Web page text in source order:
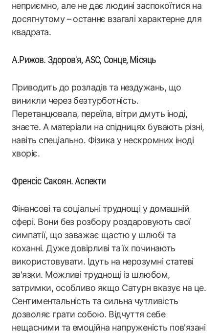
неприємно, але не дає людині заспокоїтися на
досягнутому – останнє взагалі характерне для
квадрата.
А.Рижов. Здоров'я, ASC, Сонце, Місяць
Приводить до розладів та нездужань, що
виникли через безтурботність.
Перетанцювала, переїла, вітри дмуть іноді,
знаєте. А матеріали на спідницях бувають різні,
навіть спеціально. Фізика у нескромних іноді
хворіє.
Френсіс Сакоян. Аспекти
Фінансові та соціальні труднощі у домашній
сфері. Вони без розбору роздаровують свої
симпатії, що заважає щастю у шлюбі та
коханні. Дуже довірливі та їх починають
використовувати. Ідуть на нерозумні статеві
зв'язки. Можливі труднощі із шлюбом,
затримки, особливо якщо Сатурн вказує на це.
Сентиментальність та сильна чутливість
дозволяє грати собою. Відчуття себе
нещасними та емоційна напруженість пов'язані